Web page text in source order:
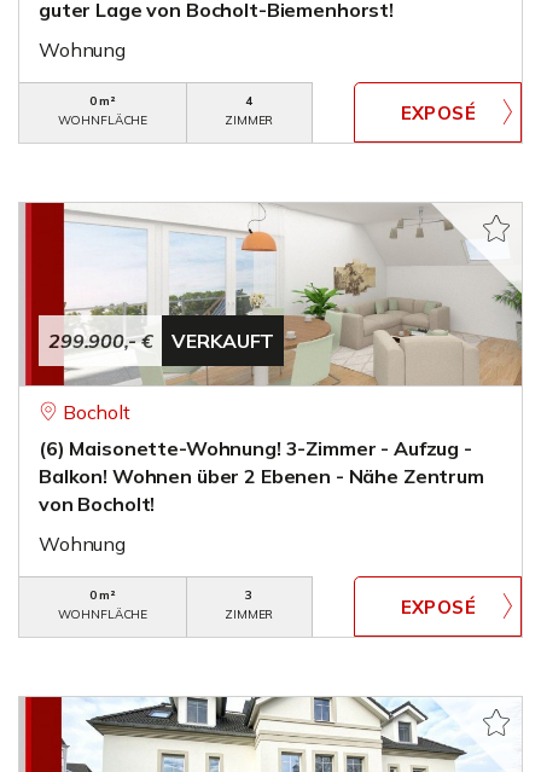
guter Lage von Bocholt-Biemenhorst!
Wohnung
0 m²
WOHNFLÄCHE
4
ZIMMER
299.900,- € VERKAUFT
Bocholt
(6) Maisonette-Wohnung! 3-Zimmer - Aufzug -
Balkon! Wohnen über 2 Ebenen - Nähe Zentrum
von Bocholt!
Wohnung
0 m²
WOHNFLÄCHE
3
ZIMMER